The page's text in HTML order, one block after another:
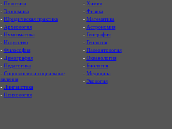
- Политика
- Экономика
- Юридическая практика
- Археология
- Нумизматика
- Искусство
- Философия
- Демография
- Педагогика
- Социология и социальные
явления
- Лингвистика
- Психология
- Химия
- Физика
- Математика
- Астрономия
- География
- Геология
- Палеонтология
- Океанология
- Биология
- Медицина
- Экология